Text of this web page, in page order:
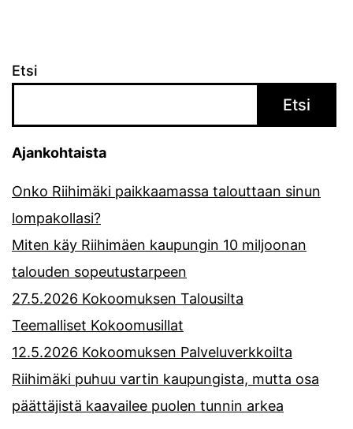
Etsi
Etsi
Ajankohtaista
Onko Riihimäki paikkaamassa talouttaan sinun
lompakollasi?
Miten käy Riihimäen kaupungin 10 miljoonan
talouden sopeutustarpeen
27.5.2026 Kokoomuksen Talousilta
Teemalliset Kokoomusillat
12.5.2026 Kokoomuksen Palveluverkkoilta
Riihimäki puhuu vartin kaupungista, mutta osa
päättäjistä kaavailee puolen tunnin arkea